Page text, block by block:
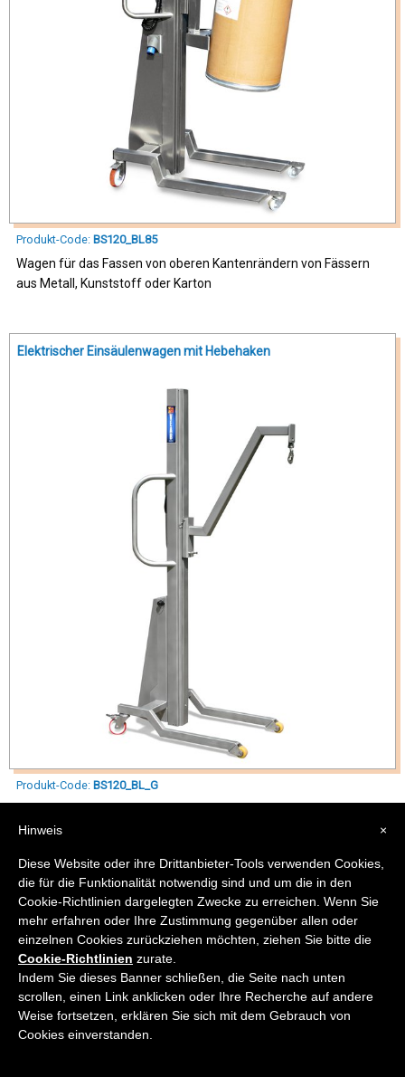
Produkt-Code: BS120_BL85
Wagen für das Fassen von oberen Kantenrändern von Fässern
aus Metall, Kunststoff oder Karton
Elektrischer Einsäulenwagen mit Hebehaken
Produkt-Code: BS120_BL_G
Elektrischer Einsäulenwagen mit verschiebbarem Hebehaken ×
Hinweis
Diese Website oder ihre Drittanbieter-Tools verwenden Cookies,
die für die Funktionalität notwendig sind und um die in den
Cookie-Richtlinien dargelegten Zwecke zu erreichen. Wenn Sie
mehr erfahren oder Ihre Zustimmung gegenüber allen oder
einzelnen Cookies zurückziehen möchten, ziehen Sie bitte die
Cookie-Richtlinien zurate.
Indem Sie dieses Banner schließen, die Seite nach unten
scrollen, einen Link anklicken oder Ihre Recherche auf andere
Weise fortsetzen, erklären Sie sich mit dem Gebrauch von
Cookies einverstanden.